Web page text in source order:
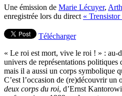
Une émission de Marie Lécuyer,
enregistrée lors du direct « Trensistor
Télécharger
« Le roi est mort, vive le roi ! » : au-
univers de représentations
mais il a aussi un corps symbolique
C’est l’occasion de (re)découvrir un
deux corps du roi, d’Ernst